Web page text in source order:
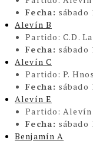
Fecha: sábado
Alevín B
Partido:C.D.
Fecha: sábado
Alevín C
Partido:P.
Fecha: sábado
Alevín E
Partido:Alevín
Fecha: sábado
Benjamín A